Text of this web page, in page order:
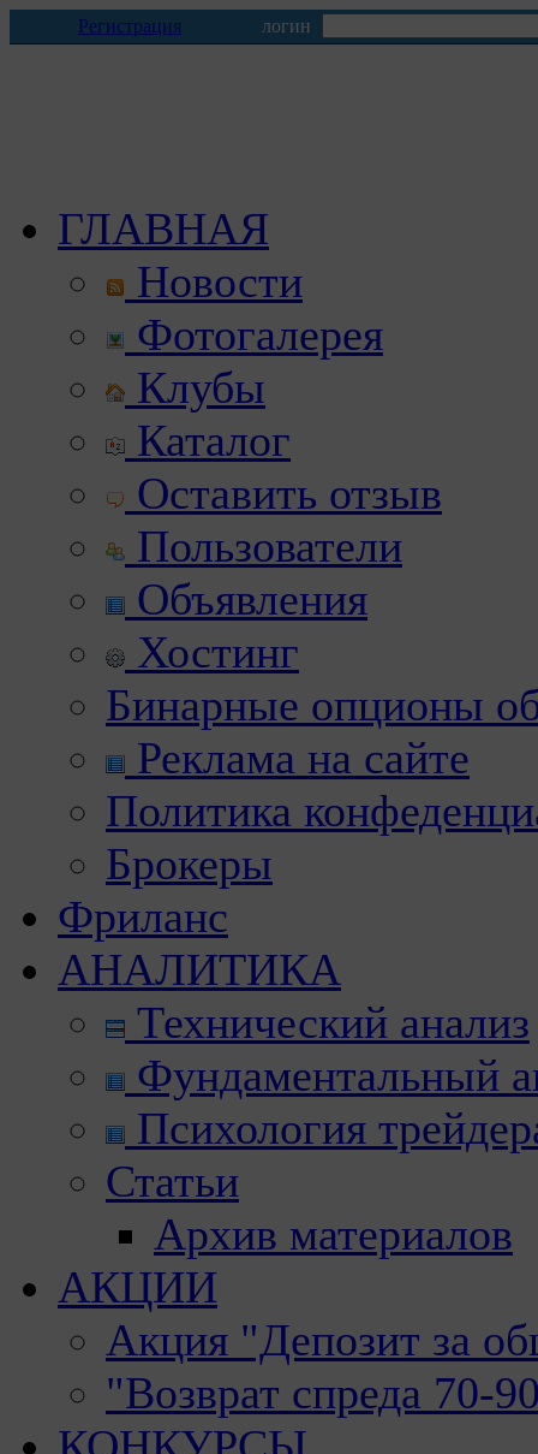
Регистрация логин
ГЛАВНАЯ
Новости
Фотогалерея
Клубы
Каталог
Оставить отзыв
Пользователи
Объявления
Хостинг
Бинарные опционы
Реклама на сайте
Политика
Брокеры
Фриланс
АНАЛИТИКА
Технический анализ
Фундаментальный
Психология
Статьи
Архив материалов
АКЦИИ
Акция "Депозит за
"Возврат спреда 70-